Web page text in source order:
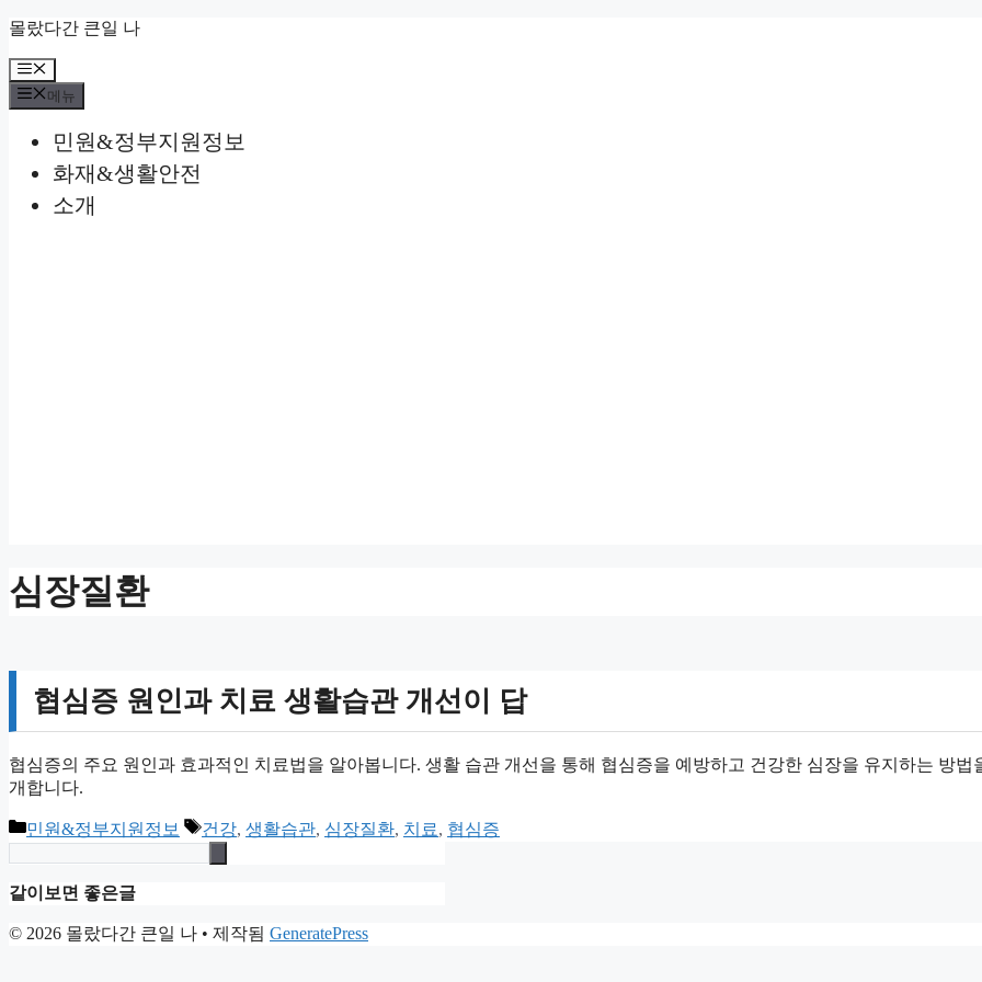
컨
츠
로
몰랐다간 큰일 나
메
뉴
메뉴
민원&정부지원정보
화재&생활안전
소개
심장질환
협심증 원인과 치료 생활습관 개선이 답
협심증의 주요 원인과 효과적인 치료법을 알아봅니다. 생활 습관 개선을 통해 협심증을 예방하고 건강한 심장을 유지하는 방법
개합니다.
카
테
리
민원&정부지원정보
태
그
건강, 생활습관, 심장질환, 치료, 협심증
같이보면 좋은글
© 2026 몰랐다간 큰일 나 • 제작됨 GeneratePress